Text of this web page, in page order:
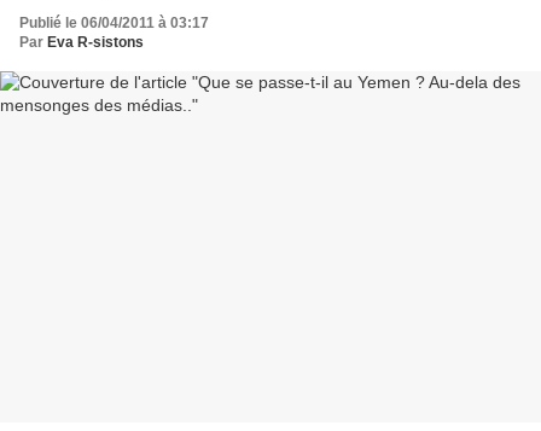
Publié le 06/04/2011 à 03:17
Par Eva R-sistons